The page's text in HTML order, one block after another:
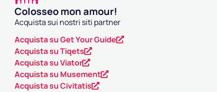
Colosseo mon amour!
Acquista sui nostri siti partner
Acquista su Get Your Guide
Acquista su Tiqets
Acquista su Viator
Acquista su Musement
Acquista su Civitatis